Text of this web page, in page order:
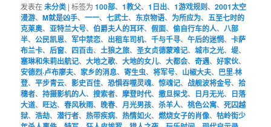
发表在未分类 |标签为 100部、1教父、1日出、1游戏规则、2001太空
漫游、M就是凶手、一一、七武士、 东京物语、 为所应为、五至七时的
克莱奥、亚特兰大号、伯爵夫人的耳环、假面、偷自行车的人、八部
半、公民凯恩、 军中禁恋、 出租车司机、千与千寻、午后的迷惘、卡萨
布兰卡、 后窗、 四百击、土狼之旅、圣女贞德蒙难记、城市之光、堤、
塞琳和朱莉出航记、大地之歌、大地的女儿、大都会、奇遇、好家伙、
安德烈·卢布廖夫、 家乡的消息、寄生虫、将军号、 山椒大夫、 巴里·林
登、平步青云、影史百佳、恐惧吞噬灵魂、惊魂记、 战舰波将金号、拾
穗者、持摄影机的人、搜索者、摩登时代、撒旦探戈、 日月无光、
日落
大道、 旺达、春风秋雨、 晚春、 月光男孩、杀羊人、桃色公寓、死囚越
狱、浩劫、潜行者、热带疾病、热情如火、燃烧女子的肖像、牯岭街少